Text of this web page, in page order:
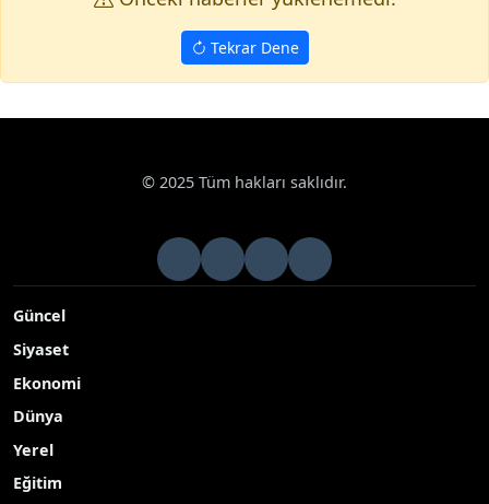
Tekrar Dene
© 2025 Tüm hakları saklıdır.
Güncel
Siyaset
Ekonomi
Dünya
Yerel
Eğitim